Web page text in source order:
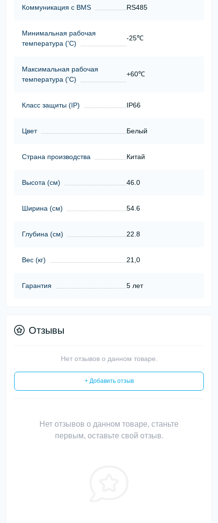
Коммуникация с BMS RS485
Минимальная рабочая
температура ('С)
-25℃
Максимальная рабочая
температура ('С)
+60℃
Класс защиты (ІР) IP66
Цвет Белый
Страна производства Китай
Высота (cм) 46.0
Ширина (cм) 54.6
Глубина (cм) 22.8
Вес (кг) 21,0
Гарантия 5 лет
Отзывы
Нет отзывов о данном товаре.
+ Добавить отзыв
Нет отзывов о данном товаре, станьте
первым, оставьте свой отзыв.